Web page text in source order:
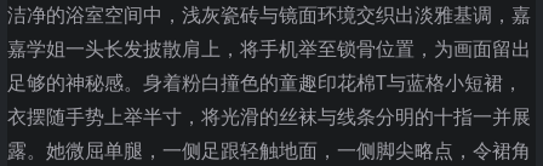
洁净的浴室空间中，浅灰瓷砖与镜面环境交织出淡雅基调，嘉
嘉学姐一头长发披散肩上，将手机举至锁骨位置，为画面留出
足够的神秘感。身着粉白撞色的童趣印花棉T与蓝格小短裙，
衣摆随手势上举半寸，将光滑的丝袜与线条分明的十指一并展
露。她微屈单腿，一侧足跟轻触地面，一侧脚尖略点，令裙角